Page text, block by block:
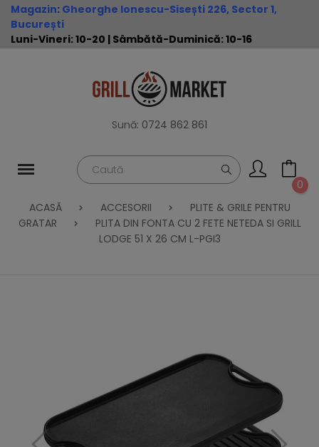
Magazin: Gheorghe Ionescu-Sisești 226, Sector 1,
București
Luni-Vineri: 10-20 | Sâmbătă-Duminică: 10-16
Sună: 0724 862 861
0
ACASĂ
ACCESORII
PLITE & GRILE PENTRU
GRATAR
PLITA DIN FONTA CU 2 FETE NETEDA SI GRILL
LODGE 51 X 26 CM L-PGI3